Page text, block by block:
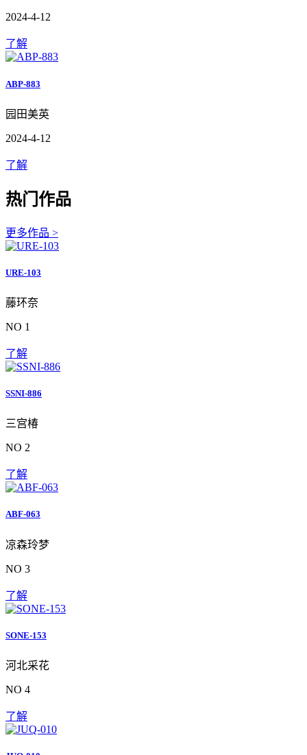
2024-4-12
了解
ABP-883
园田美英
2024-4-12
了解
热门作品
更多作品 >
URE-103
藤环奈
NO 1
了解
SSNI-886
三宫椿
NO 2
了解
ABF-063
凉森玲梦
NO 3
了解
SONE-153
河北采花
NO 4
了解